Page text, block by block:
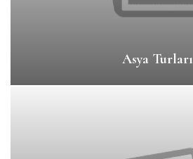
Asya Turları